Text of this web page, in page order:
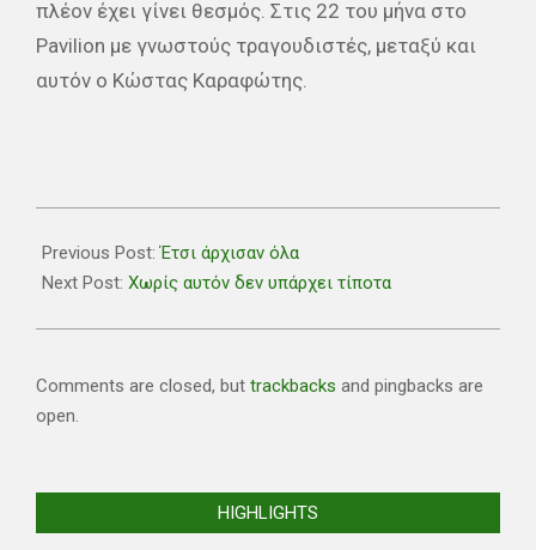
πλέον έχει γίνει θεσμός. Στις 22 του μήνα στο
Pavilion με γνωστούς τραγουδιστές, μεταξύ και
αυτόν ο Κώστας Καραφώτης.
12-
19
Previous Post:Έτσι άρχισαν όλα
Next Post: Χωρίς αυτόν δεν υπάρχει τίποτα
Comments are closed, but trackbacks and pingbacks are
open.
HIGHLIGHTS